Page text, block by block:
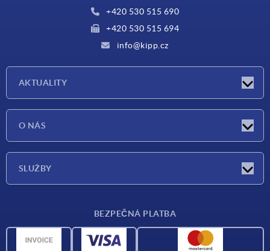
+420 530 515 690
+420 530 515 694
info@kipp.cz
AKTUALITY
O NÁS
SLUŽBY
CAD data
BEZPEČNÁ PLATBA